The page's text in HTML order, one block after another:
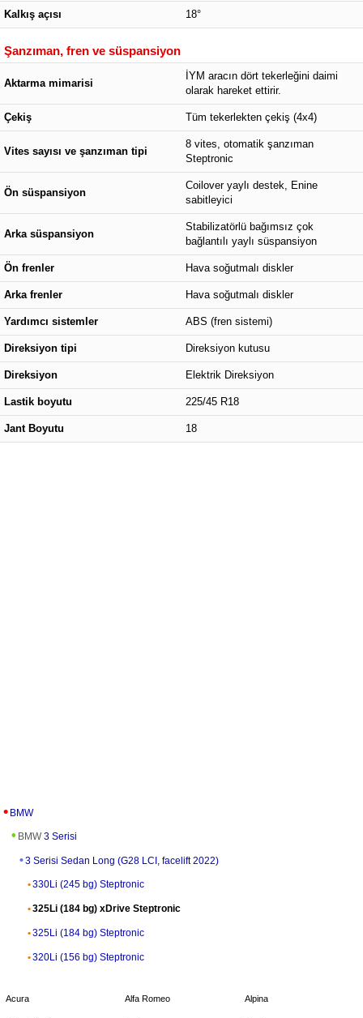
Kalkış açısı 18°
Şanzıman, fren ve süspansiyon
Aktarma mimarisi
İYM aracın dört tekerleğini daimi
olarak hareket ettirir.
Çekiş Tüm tekerlekten çekiş (4x4)
Vites sayısı ve şanzıman tipi
8 vites, otomatik şanzıman
Steptronic
Ön süspansiyon
Coilover yaylı destek, Enine
sabitleyici
Arka süspansiyon
Stabilizatörlü bağımsız çok
bağlantılı yaylı süspansiyon
Ön frenler Hava soğutmalı diskler
Arka frenler Hava soğutmalı diskler
Yardımcı sistemler ABS (fren sistemi)
Direksiyon tipi Direksiyon kutusu
Direksiyon Elektrik Direksiyon
Lastik boyutu 225/45 R18
Jant Boyutu 18
BMW
BMW3 Serisi
3 Serisi Sedan Long (G28 LCI, facelift 2022)
330Li (245 bg) Steptronic
325Li (184 bg) xDrive Steptronic
325Li (184 bg) Steptronic
320Li (156 bg) Steptronic
Acura Alfa Romeo Alpina